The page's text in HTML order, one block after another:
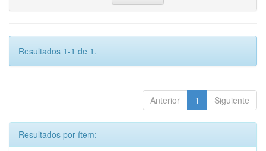
Resultados 1-1 de 1.
Anterior 1 Siguiente
Resultados por ítem: